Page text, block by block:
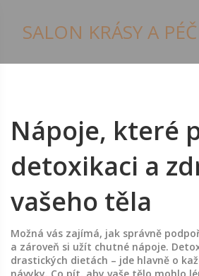
SALON KRÁSY A
Nápoje, které
detoxikaci a
vašeho těla
Možná vás zajímá, jak správně
a zároveň si užít chutné nápoje.
drastických dietách – jde hlavně o